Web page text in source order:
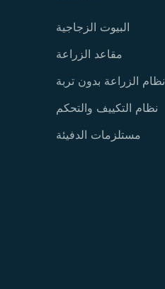
البيوت الزجاجية
مقاعد الزراعة
نظام الزراعة بدون تربة
نظام التكييف والتحكم
مستلزمات الدفيئة